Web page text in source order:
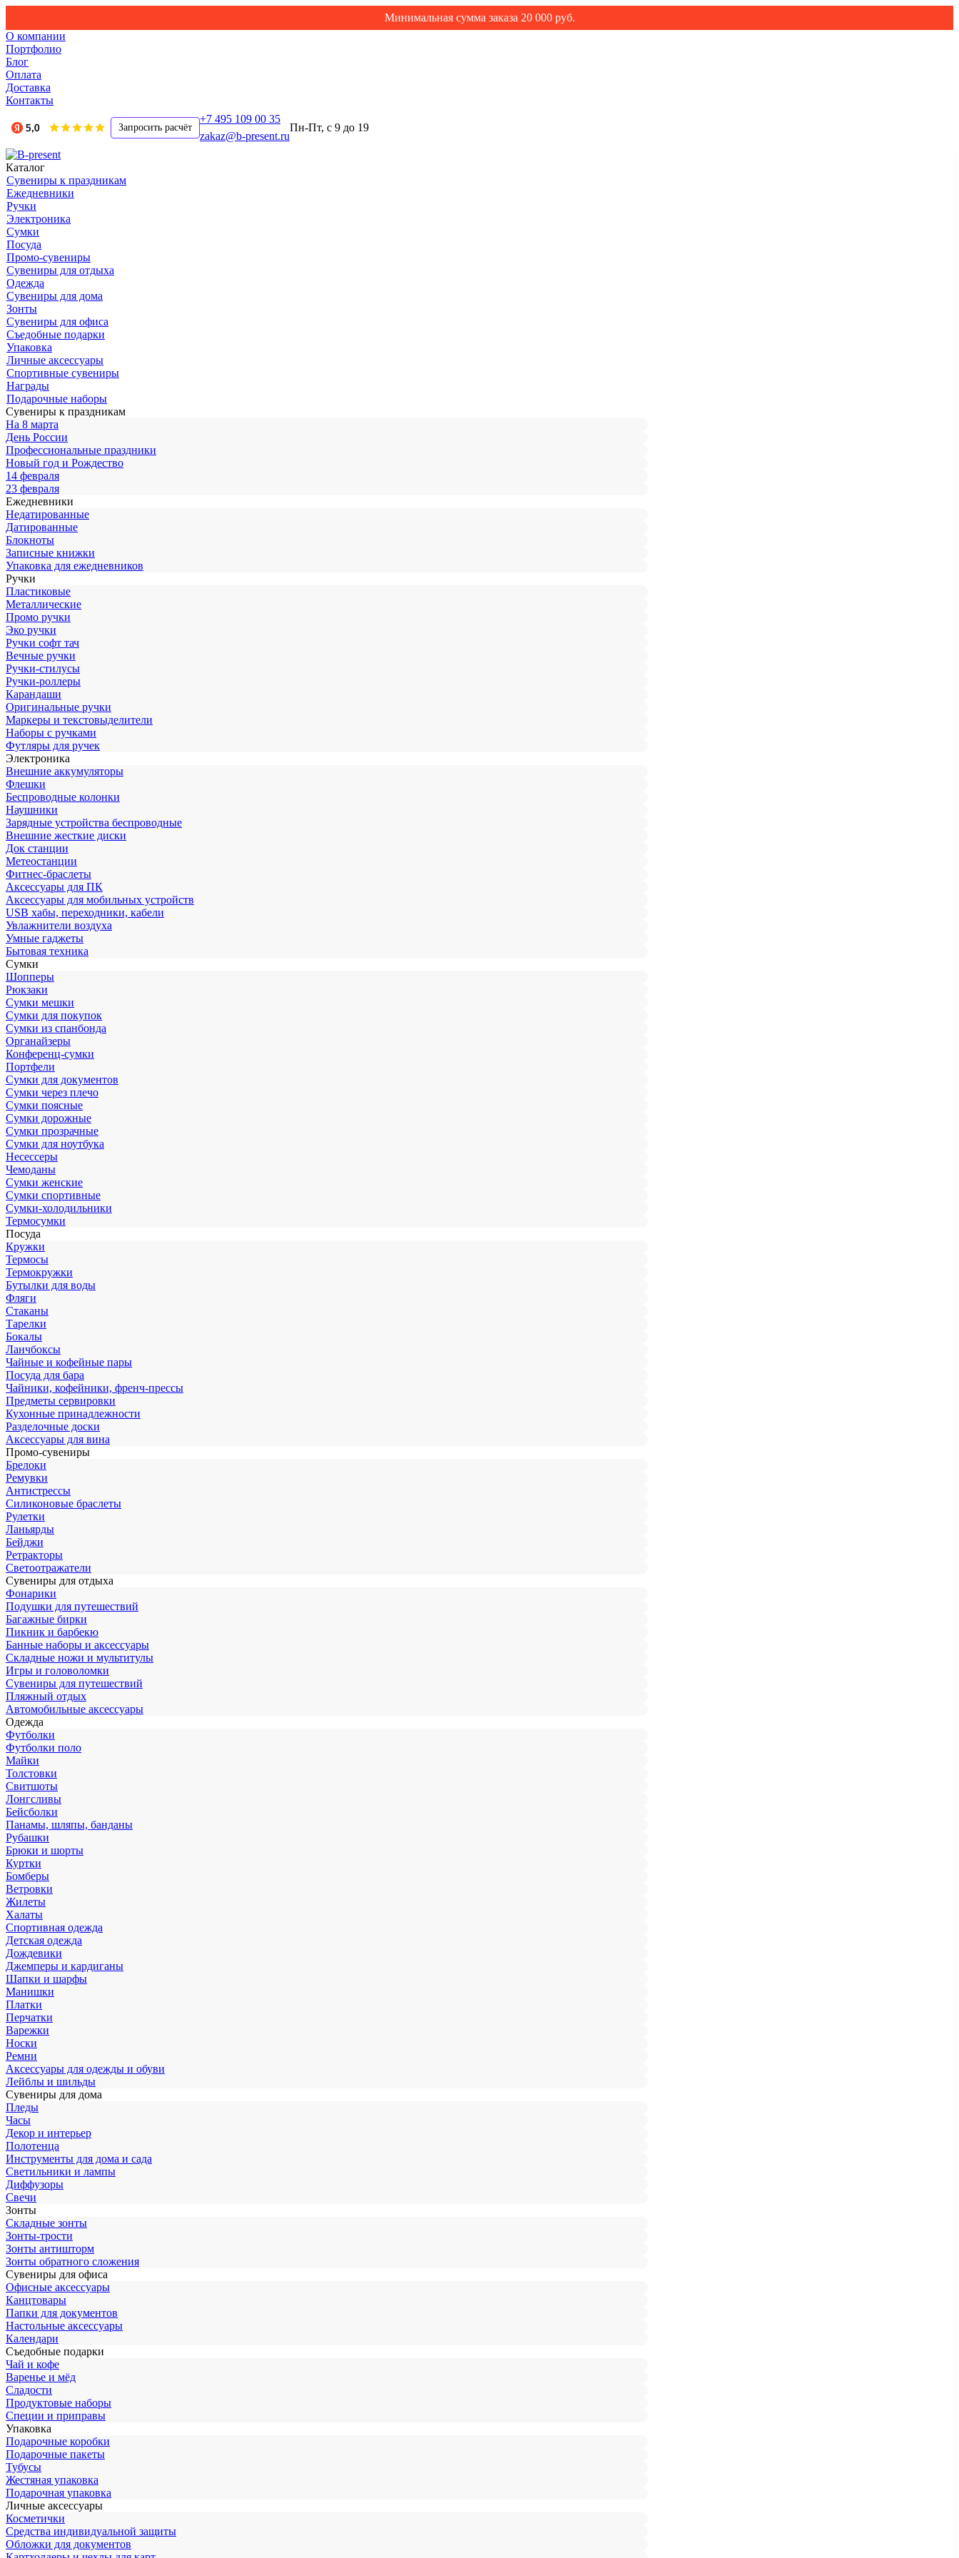
Минимальная сумма заказа 20 000 руб.
О компании
Портфолио
Блог
Оплата
Доставка
Контакты
Запросить расчёт
+7 495 109 00 35
zakaz@b-present.ru
Пн-Пт, с 9 до 19
Каталог
Сувениры к праздникам
Ежедневники
Ручки
Электроника
Сумки
Посуда
Промо-сувениры
Сувениры для отдыха
Одежда
Сувениры для дома
Зонты
Сувениры для офиса
Съедобные подарки
Упаковка
Личные аксессуары
Спортивные сувениры
Награды
Подарочные наборы
Сувениры к праздникам
На 8 марта
День России
Профессиональные праздники
Новый год и Рождество
14 февраля
23 февраля
Ежедневники
Недатированные
Датированные
Блокноты
Записные книжки
Упаковка для ежедневников
Ручки
Пластиковые
Металлические
Промо ручки
Эко ручки
Ручки софт тач
Вечные ручки
Ручки-стилусы
Ручки-роллеры
Карандаши
Оригинальные ручки
Маркеры и текстовыделители
Наборы с ручками
Футляры для ручек
Электроника
Внешние аккумуляторы
Флешки
Беспроводные колонки
Наушники
Зарядные устройства беспроводные
Внешние жесткие диски
Док станции
Метеостанции
Фитнес-браслеты
Аксессуары для ПК
Аксессуары для мобильных устройств
USB хабы, переходники, кабели
Увлажнители воздуха
Умные гаджеты
Бытовая техника
Сумки
Шопперы
Рюкзаки
Сумки мешки
Сумки для покупок
Сумки из спанбонда
Органайзеры
Конференц-сумки
Портфели
Сумки для документов
Сумки через плечо
Сумки поясные
Сумки дорожные
Сумки прозрачные
Сумки для ноутбука
Несессеры
Чемоданы
Сумки женские
Сумки спортивные
Сумки-холодильники
Термосумки
Посуда
Кружки
Термосы
Термокружки
Бутылки для воды
Фляги
Стаканы
Тарелки
Бокалы
Ланчбоксы
Чайные и кофейные пары
Посуда для бара
Чайники, кофейники, френч-прессы
Предметы сервировки
Кухонные принадлежности
Разделочные доски
Аксессуары для вина
Промо-сувениры
Брелоки
Ремувки
Антистрессы
Силиконовые браслеты
Рулетки
Ланьярды
Бейджи
Ретракторы
Светоотражатели
Сувениры для отдыха
Фонарики
Подушки для путешествий
Багажные бирки
Пикник и барбекю
Банные наборы и аксессуары
Складные ножи и мультитулы
Игры и головоломки
Сувениры для путешествий
Пляжный отдых
Автомобильные аксессуары
Одежда
Футболки
Футболки поло
Майки
Толстовки
Свитшоты
Лонгсливы
Бейсболки
Панамы, шляпы, банданы
Рубашки
Брюки и шорты
Куртки
Бомберы
Ветровки
Жилеты
Халаты
Спортивная одежда
Детская одежда
Дождевики
Джемперы и кардиганы
Шапки и шарфы
Манишки
Платки
Перчатки
Варежки
Носки
Ремни
Аксессуары для одежды и обуви
Лейблы и шильды
Сувениры для дома
Пледы
Часы
Декор и интерьер
Полотенца
Инструменты для дома и сада
Светильники и лампы
Диффузоры
Свечи
Зонты
Складные зонты
Зонты-трости
Зонты антишторм
Зонты обратного сложения
Сувениры для офиса
Офисные аксессуары
Канцтовары
Папки для документов
Настольные аксессуары
Календари
Съедобные подарки
Чай и кофе
Варенье и мёд
Сладости
Продуктовые наборы
Специи и приправы
Упаковка
Подарочные коробки
Подарочные пакеты
Тубусы
Жестяная упаковка
Подарочная упаковка
Личные аксессуары
Косметички
Средства индивидуальной защиты
Обложки для документов